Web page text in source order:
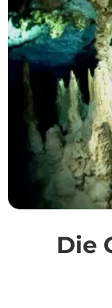
Die